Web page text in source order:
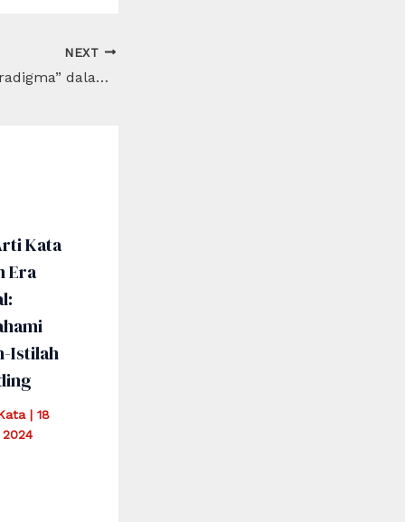
NEXT
Apa Arti Kata “Paradigma” dalam Dunia Akademis?
Kata
Era
Istilah
|18